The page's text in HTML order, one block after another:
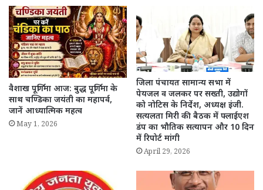
वैशाख पूर्णिमा आज: बुद्ध पूर्णिमा के
साथ चण्डिका जयंती का महापर्व,
जानें आध्यात्मिक महत्व
May 1, 2026
जिला पंचायत सामान्य सभा में
पेयजल व जलकर पर सख्ती, उद्योगों
को नोटिस के निर्देश, अध्यक्ष इंजी.
सत्यलता मिरी की बैठक में फ्लाईएश
डंप का भौतिक सत्यापन और 10 दिन
में रिपोर्ट मांगी
April 29, 2026